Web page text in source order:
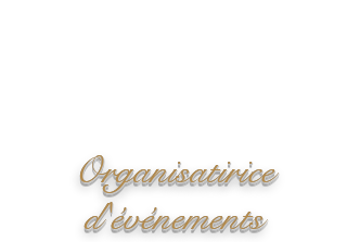
Organisatirice
d'événements